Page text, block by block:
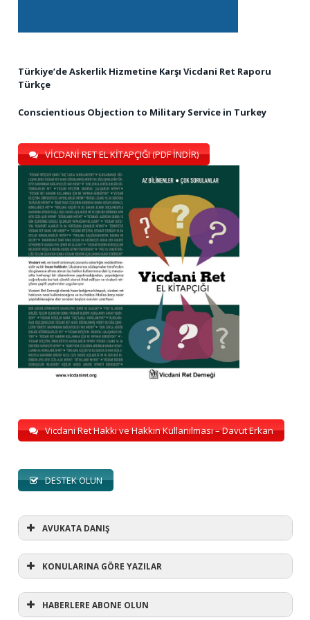
Türkiye’de Askerlik Hizmetine Karşı Vicdani Ret Raporu
Türkçe
Conscientious Objection to Military Service in Turkey
VİCDANİ RET EL KİTAPÇIĞI (PDF İNDİR)
Vicdani Ret Hakkı ve Hakkın Kullanılması – Davut Erkan
DESTEK OLUN
AVUKATA DANIŞ
KONULARINA GÖRE YAZILAR
HABERLERE ABONE OLUN